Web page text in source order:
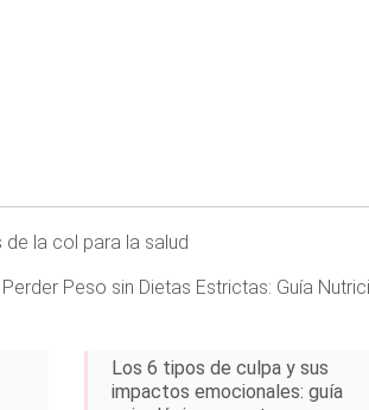
la col para la salud
Peso sin Dietas Estrictas: Guía
Los 6 tipos de culpa y sus
impactos emocionales: guía